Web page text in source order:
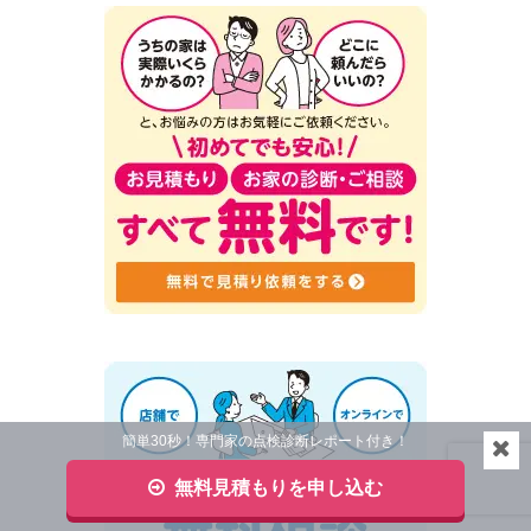
簡単30秒！専門家の点検診断レポート付き！
無料見積もりを申し込む